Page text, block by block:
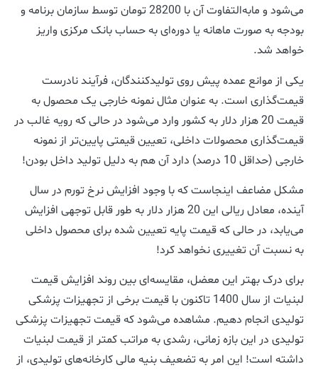
می‌شود و مابه‌التفاوت آن با 28200 تومان توسط سازمان برنامه و
بودجه به صورت ماهانه یا دوره‌ای به حساب بانک مرکزی واریز
خواهد شد.
یکی از موانع عمده پیش روی تولیدکنندگان، فرآیند نادرست
قیمت‌گذاری است. به عنوان مثالنمونه خارجی یک محصول به
قیمت 20 هزار دلار به کشور وارد می‌شود در حالی که رویه غالب در
قیمت‌گذاری محصولات داخلی، تعیین قیمتی پایین‌تر از نمونه
خارجی (حداقل 10 درصد) دارد آن هم به دلیل تولید داخل بودن!
مشکل مضاعف اینجاست که با وجود افزایش نرخ تورم در سال
آینده، معادل ریالی این 20 هزار دلار به طور قابل توجهی افزایش
می‌یابد، در حالی که قیمت پایه تعیین شده برای محصول داخلی
به نسبت آن تغییری نخواهد کرد!
برای درک بهتر این معضل، مقایسه‌ای بین روند افزایش قیمت
لبنیات از سال 1400 تاکنون با قیمت برخی از تجهیزات پزشکی
تولیدی انجام دهیم. مشاهده می‌شود که قیمت تجهیزات پزشکی
تولیدی در این بازه زمانی، رشدی به مراتب کمتر از قیمت لبنیات
داشته است! این امر به تضعیف بنیه مالی کارخانه‌های تولیدی، از